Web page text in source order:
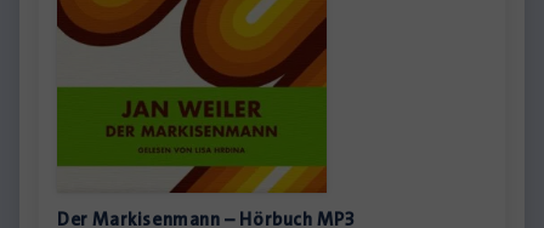
Der Markisenmann – Hörbuch MP3